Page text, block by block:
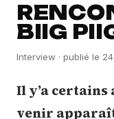
BIIG
Interview · publié le
Il y’a certains
venir